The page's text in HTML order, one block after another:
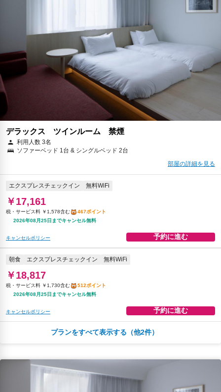
894ポイント
2026年08月23日までキャンセル無料
キャンセルポリシー
デラックス ツインルーム 禁煙
利用人数 3名
ソファーベッド 1台 & シングルベッド 2台
部屋の詳細を見る
エクスプレスチェックイン 無料WiFi
￥17,161
税・サービス料 ￥1,578含む
467ポイント
2026年08月25日までキャンセル無料
キャンセルポリシー 予約に進む
朝食 エクスプレスチェックイン 無料WiFi
￥18,817
税・サービス料 ￥1,730含む
512ポイント
2026年08月25日までキャンセル無料
キャンセルポリシー 予約に進む
エクスプレスチェックイン 無料WiFi
税・サービス料 ￥5,877含む
839ポイント
2026年08月23日までキャンセル無料
プランをすべて表示する（他2件）